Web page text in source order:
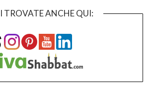
TROVATE ANCHE QUI: